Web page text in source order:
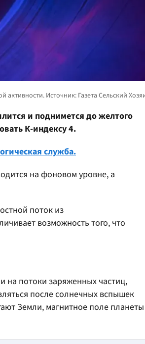
и поднимется до желтого
К-индексу 4.
служба.
на фоновом уровне, а
поток из
возможность того, что
на потоки заряженных частиц,
после солнечных вспышек
Земли, магнитное поле планеты